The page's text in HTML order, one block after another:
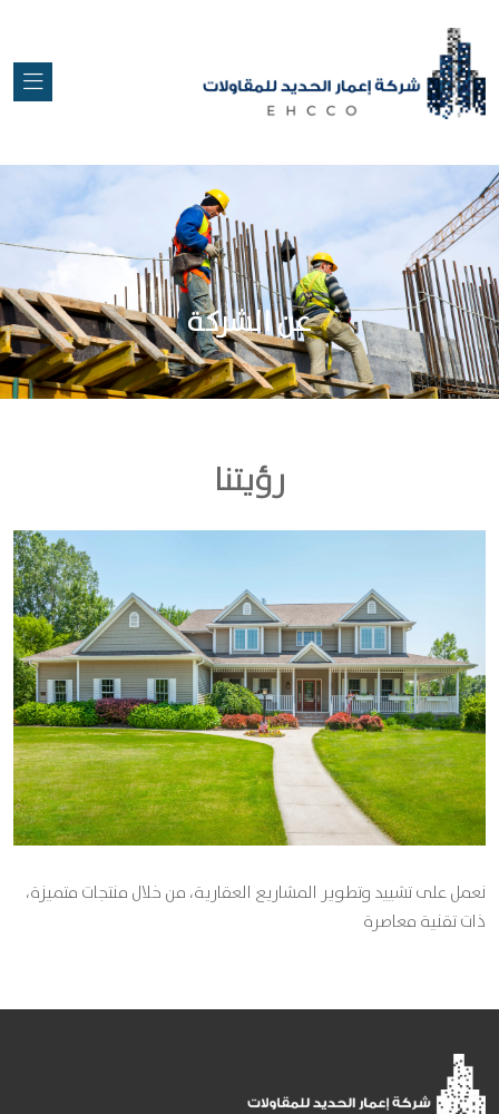
عن الشركة
رؤيتنا
نعمل على تشييد وتطوير المشاريع العقارية، من خلال منتجات متميزة،
ذات تقنية معاصرة